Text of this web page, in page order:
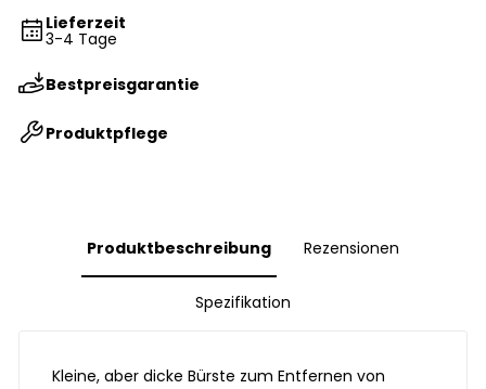
Lieferzeit
3-4 Tage
Bestpreisgarantie
Produktpflege
Produktbeschreibung Rezensionen
Spezifikation
Kleine, aber dicke Bürste zum Entfernen von